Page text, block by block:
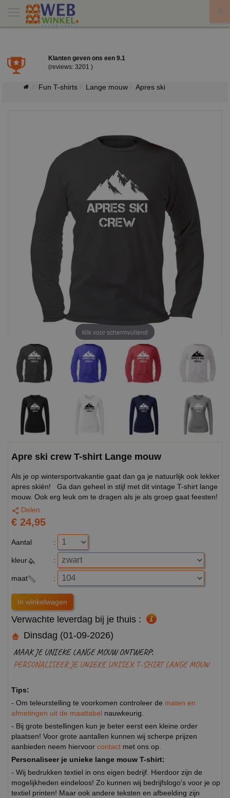
Klanten geven ons een 9.1
(reviews: 3201 )
Fun T-shirts Lange mouw Apres ski
klik voor schermvullend
Apre ski crew T-shirt Lange mouw
Als je op wintersportvakantie gaat dan ga je natuurlijk ook lekker
apres skiën! Ga dan geheel in stijl met dit vintage T-shirt lange
mouw. Ook erg leuk om te dragen als je als groep gaat feesten!
Delen
€ 24,95
Aantal :
kleur :
maat :
Verwachte leverdag bij je thuis :
Dinsdag (01-09-2026)
MAAK JE UNIEKE LANGE MOUW ONTWERP:
PERSONALISEER JE UNIEKE UNISEX T-SHIRT LANGE MOUW
Tips:
- Om teleurstelling te voorkomen controleer de maten en
afmetingen uit de maattabel nauwkeurig.
- Bij grote bestellingen kun je beter eerst een kleine order
plaatsen! Voor grote aantallen kunnen wij scherpe prijzen
aanbieden neem hiervoor contact met ons op.
Personaliseer je unieke lange mouw T-shirt:
- Wij bedrukken textiel in ons eigen bedrijf. Hierdoor zijn de
mogelijkheden eindeloos! Zo kunnen wij bedrijfslogo's voor je op
textiel printen! Maar ook andere teksten en afbeelding zijn